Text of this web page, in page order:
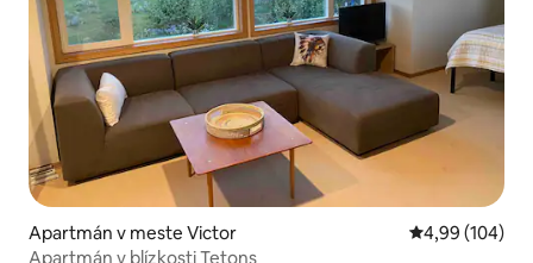
Apartmán v meste Victor Priemerné
4,99 (104)
Apartmán v blízkosti Tetons